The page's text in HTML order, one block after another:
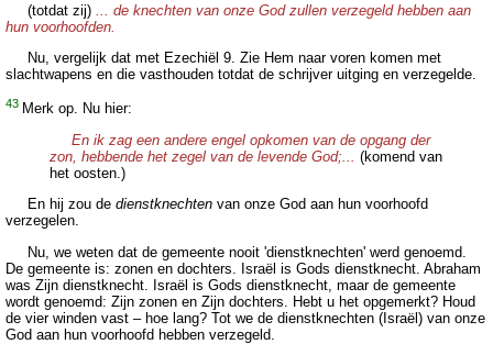
(totdat zij)
... de knechten van onze God zullen verzegeld hebben aan
hun voorhoofden.
Nu, vergelijk dat met Ezechiël 9. Zie Hem naar voren komen met
slachtwapens en die vasthouden totdat de schrijver uitging en verzegelde.
43 Merk op. Nu hier:
En ik zag een andere engel opkomen van de opgang der
zon, hebbende het zegel van de levende God;... (komend van
het oosten.)
En hij zou de dienstknechten van onze God aan hun voorhoofd
verzegelen.
Nu, we weten dat de gemeente nooit 'dienstknechten' werd genoemd.
De gemeente is: zonen en dochters. Israël is Gods dienstknecht. Abraham
was Zijn dienstknecht. Israël is Gods dienstknecht, maar de gemeente
wordt genoemd: Zijn zonen en Zijn dochters. Hebt u het opgemerkt? Houd
de vier winden vast – hoe lang? Tot we de dienstknechten (Israël) van onze
God aan hun voorhoofd hebben verzegeld.